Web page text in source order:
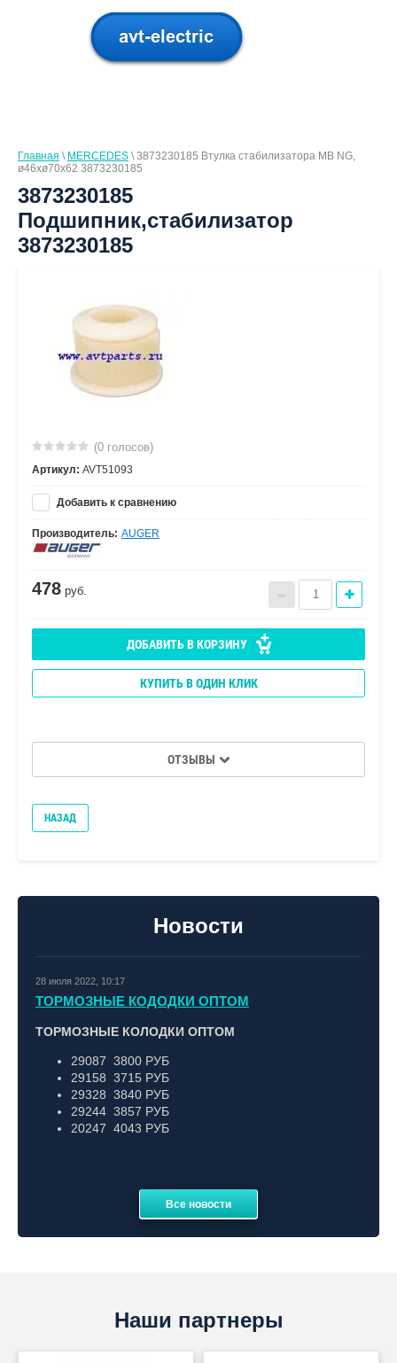
Новости
28 июля 2022, 10:17
ТОРМОЗНЫЕ КОДОДКИ ОПТОМ
ТОРМОЗНЫЕ КОЛОДКИ ОПТОМ
29087 3800 РУБ
29158 3715 РУБ
29328 3840 РУБ
29244 3857 РУБ
20247 4043 РУБ
Все новости
Главная \ MERCEDES \ 3873230185 Втулка стабилизатора MB NG,
ø46xø70x62 3873230185
3873230185
Подшипник,стабилизатор
3873230185
(0 голосов)
Артикул: AVT51093
Добавить к сравнению
Производитель: AUGER
478 руб.
ДОБАВИТЬ В КОРЗИНУ
КУПИТЬ В ОДИН КЛИК
ОТЗЫВЫ
НАЗАД
Наши партнеры